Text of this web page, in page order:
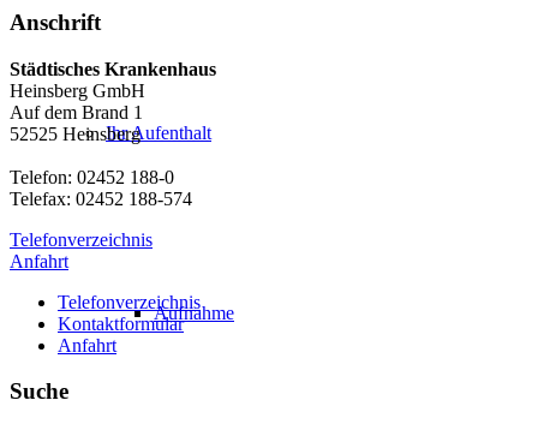
Ihr Aufenthalt
Aufnahme
Anschrift
Städtisches Krankenhaus
Heinsberg GmbH
Auf dem Brand 1
52525 Heinsberg
Telefon: 02452 188-0
Telefax: 02452 188-574
Telefonverzeichnis
Anfahrt
Telefonverzeichnis
Kontaktformular
Anfahrt
Suche